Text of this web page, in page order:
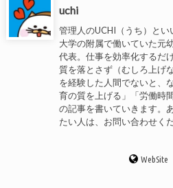
uchi
管理人のUCHI（うち）とい
大学の附属で働いていた元
代表。仕事を効率化するだ
質を落とさず（むしろ上げ
を経験した人間でないと、
育の質を上げる」「労働時
の記事を書いていきます。
たい人は、お問い合わせく
WebSite